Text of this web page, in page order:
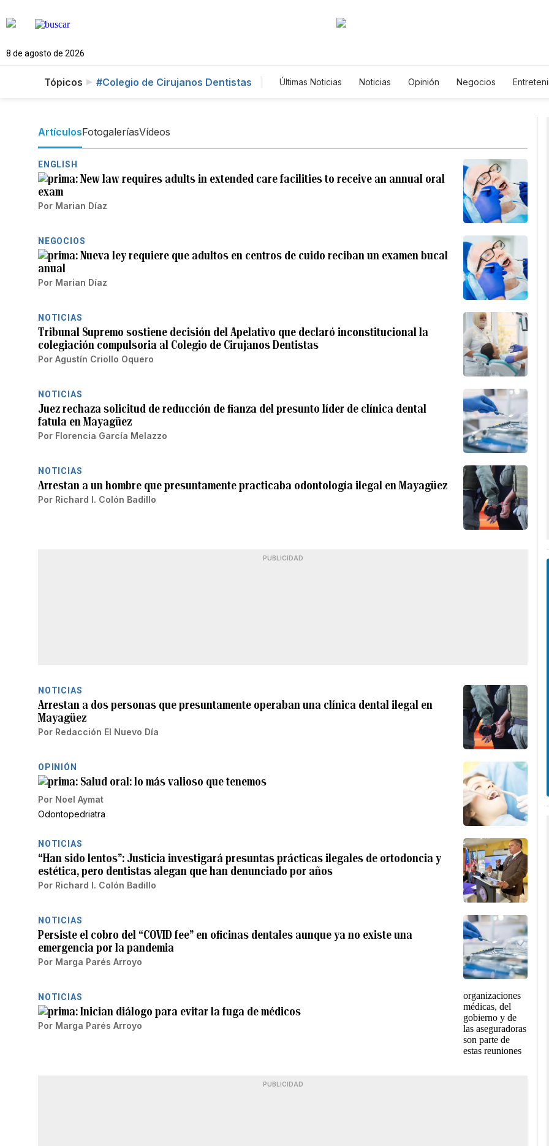
8 de agosto de 2026
Tópicos #Colegio de Cirujanos Dentistas Últimas Noticias Noticias Opinión Negocios
ArtículosFotogaleríasVídeos
ENGLISH
New law requires adults in extended care facilities to receive an annual oral
exam
Por Marian Díaz
NEGOCIOS
Nueva ley requiere que adultos en centros de cuido reciban un examen bucal
anual
Por Marian Díaz
NOTICIAS
Tribunal Supremo sostiene decisión del Apelativo que declaró inconstitucional la
colegiación compulsoria al Colegio de Cirujanos Dentistas
Por Agustín Criollo Oquero
NOTICIAS
Juez rechaza solicitud de reducción de fianza del presunto líder de clínica dental
fatula en Mayagüez
Por Florencia García Melazzo
NOTICIAS
Arrestan a un hombre que presuntamente practicaba odontología ilegal en Mayagüez
Por Richard I. Colón Badillo
PUBLICIDAD
NOTICIAS
Arrestan a dos personas que presuntamente operaban una clínica dental ilegal en
Mayagüez
Por Redacción El Nuevo Día
OPINIÓN
Salud oral: lo más valioso que tenemos
Por Noel Aymat
Odontopedriatra
NOTICIAS
“Han sido lentos”: Justicia investigará presuntas prácticas ilegales de ortodoncia y
estética, pero dentistas alegan que han denunciado por años
Por Richard I. Colón Badillo
NOTICIAS
Persiste el cobro del “COVID fee” en oficinas dentales aunque ya no existe una
emergencia por la pandemia
Por Marga Parés Arroyo
NOTICIAS
Inician diálogo para evitar la fuga de médicos
Por Marga Parés Arroyo
PUBLICIDAD